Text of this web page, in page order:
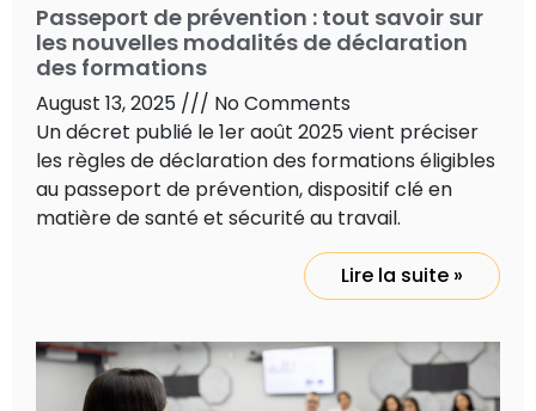
Passeport de prévention : tout savoir sur
les nouvelles modalités de déclaration
des formations
August 13, 2025
No Comments
Un décret publié le 1er août 2025 vient préciser
les règles de déclaration des formations éligibles
au passeport de prévention, dispositif clé en
matière de santé et sécurité au travail.
Lire la suite »